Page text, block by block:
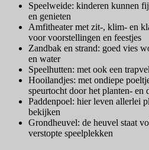
Speelweide: kinderen kunnen
en genieten
Amfitheater met zit-, klim- en
voor voorstellingen en feestjes
Zandbak en strand: goed vies
en water
Speelhutten: met ook een
Hooilandjes: met ondiepe
speurtocht door het planten- en
Paddenpoel: hier leven allerlei
bekijken
Grondheuvel: de heuvel staat
verstopte speelplekken